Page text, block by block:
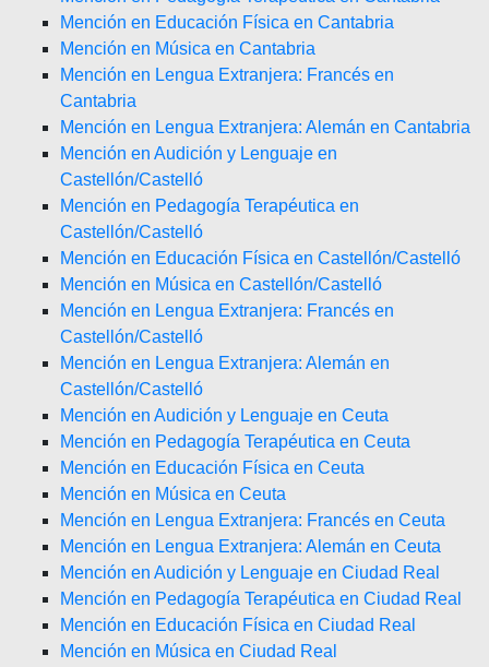
Mención en Educación Física en Cantabria
Mención en Música en Cantabria
Mención en Lengua Extranjera: Francés en
Cantabria
Mención en Lengua Extranjera: Alemán en Cantabria
Mención en Audición y Lenguaje en
Castellón/Castelló
Mención en Pedagogía Terapéutica en
Castellón/Castelló
Mención en Educación Física en Castellón/Castelló
Mención en Música en Castellón/Castelló
Mención en Lengua Extranjera: Francés en
Castellón/Castelló
Mención en Lengua Extranjera: Alemán en
Castellón/Castelló
Mención en Audición y Lenguaje en Ceuta
Mención en Pedagogía Terapéutica en Ceuta
Mención en Educación Física en Ceuta
Mención en Música en Ceuta
Mención en Lengua Extranjera: Francés en Ceuta
Mención en Lengua Extranjera: Alemán en Ceuta
Mención en Audición y Lenguaje en Ciudad Real
Mención en Pedagogía Terapéutica en Ciudad Real
Mención en Educación Física en Ciudad Real
Mención en Música en Ciudad Real